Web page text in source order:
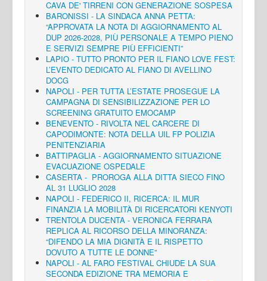
CAVA DE' TIRRENI CON GENERAZIONE SOSPESA
BARONISSI - LA SINDACA ANNA PETTA:
“APPROVATA LA NOTA DI AGGIORNAMENTO AL
DUP 2026-2028, PIÙ PERSONALE A TEMPO PIENO
E SERVIZI SEMPRE PIÙ EFFICIENTI”
LAPIO - TUTTO PRONTO PER IL FIANO LOVE FEST:
L’EVENTO DEDICATO AL FIANO DI AVELLINO
DOCG
NAPOLI - PER TUTTA L’ESTATE PROSEGUE LA
CAMPAGNA DI SENSIBILIZZAZIONE PER LO
SCREENING GRATUITO EMOCAMP
BENEVENTO - RIVOLTA NEL CARCERE DI
CAPODIMONTE: NOTA DELLA UIL FP POLIZIA
PENITENZIARIA
BATTIPAGLIA - AGGIORNAMENTO SITUAZIONE
EVACUAZIONE OSPEDALE
CASERTA - PROROGA ALLA DITTA SIECO FINO
AL 31 LUGLIO 2028
NAPOLI - FEDERICO II, RICERCA: IL MUR
FINANZIA LA MOBILITÀ DI RICERCATORI KENYOTI
TRENTOLA DUCENTA - VERONICA FERRARA
REPLICA AL RICORSO DELLA MINORANZA:
“DIFENDO LA MIA DIGNITÀ E IL RISPETTO
DOVUTO A TUTTE LE DONNE”
NAPOLI - AL FARO FESTIVAL CHIUDE LA SUA
SECONDA EDIZIONE TRA MEMORIA E